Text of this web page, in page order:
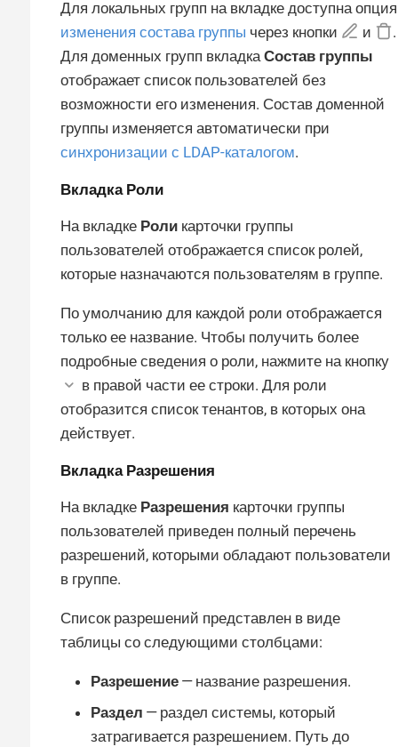
Для локальных групп на вкладке доступна опция
изменения состава группы через кнопки и
.
Для доменных групп вкладка Состав группы
отображает список пользователей без
возможности его изменения. Состав доменной
группы изменяется автоматически при
синхронизации с LDAP-каталогом.
Вкладка Роли
На вкладке Роли карточки группы
пользователей отображается список ролей,
которые назначаются пользователям в группе.
По умолчанию для каждой роли отображается
только ее название. Чтобы получить более
подробные сведения о роли, нажмите на кнопку
в правой части ее строки. Для роли
отобразится список тенантов, в которых она
действует.
Вкладка Разрешения
На вкладке Разрешения карточки группы
пользователей приведен полный перечень
разрешений, которыми обладают пользователи
в группе.
Список разрешений представлен в виде
таблицы со следующими столбцами:
Разрешение — название разрешения.
Раздел — раздел системы, который
затрагивается разрешением. Путь до